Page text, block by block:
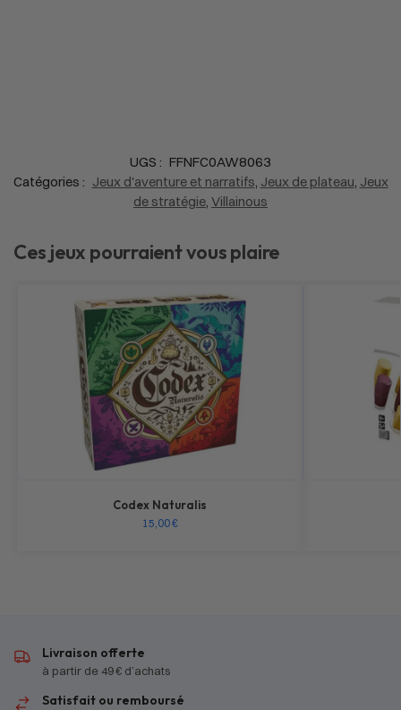
UGS : FFNFC0AW8063
Catégories : Jeux d'aventure et narratifs, Jeux de plateau, Jeux
de stratégie, Villainous
Ces jeux pourraient vous plaire
Codex Naturalis
15,00€
Livraison offerte
à partir de 49 € d’achats
Satisfait ou remboursé